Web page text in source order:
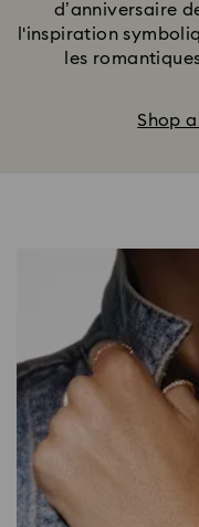
d’anniversaire
l'inspiration
les
Shop